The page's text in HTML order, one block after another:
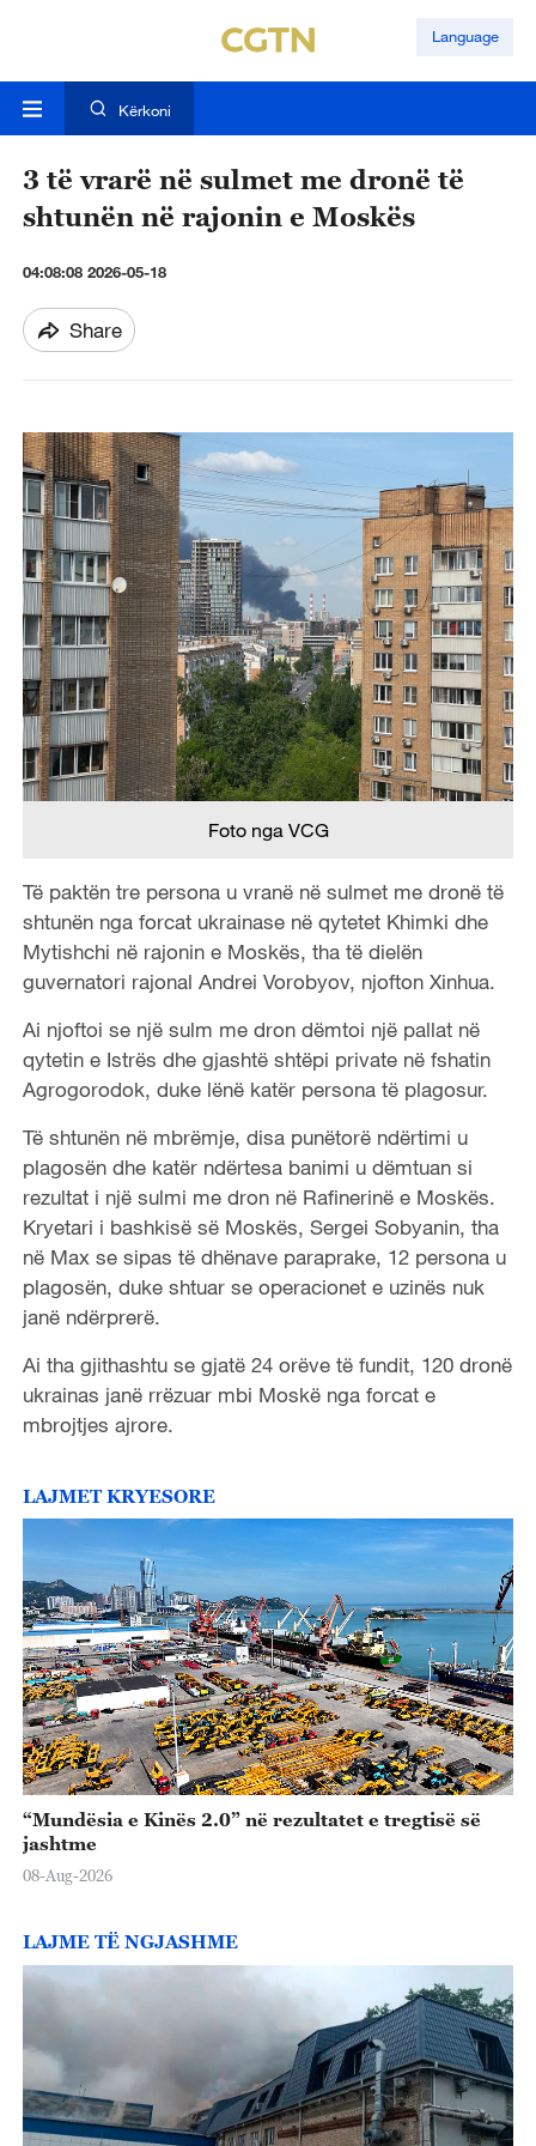
Language
Kërkoni
3 të vrarë në sulmet me dronë të
shtunën në rajonin e Moskës
04:08:08 2026-05-18
Share
Foto nga VCG
Të paktën tre persona u vranë në sulmet me dronë të
shtunën nga forcat ukrainase në qytetet Khimki dhe
Mytishchi në rajonin e Moskës, tha të dielën
guvernatori rajonal Andrei Vorobyov, njofton Xinhua.
Ai njoftoi se një sulm me dron dëmtoi një pallat në
qytetin e Istrës dhe gjashtë shtëpi private në fshatin
Agrogorodok, duke lënë katër persona të plagosur.
Të shtunën në mbrëmje, disa punëtorë ndërtimi u
plagosën dhe katër ndërtesa banimi u dëmtuan si
rezultat i një sulmi me dron në Rafinerinë e Moskës.
Kryetari i bashkisë së Moskës, Sergei Sobyanin, tha
në Max se sipas të dhënave paraprake, 12 persona u
plagosën, duke shtuar se operacionet e uzinës nuk
janë ndërprerë.
Ai tha gjithashtu se gjatë 24 orëve të fundit, 120 dronë
ukrainas janë rrëzuar mbi Moskë nga forcat e
mbrojtjes ajrore.
LAJMET KRYESORE
“Mundësia e Kinës 2.0” në rezultatet e tregtisë së
jashtme
08-Aug-2026
LAJME TË NGJASHME